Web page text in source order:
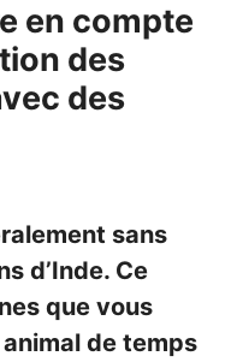
en compte
des
des
sans
d’Inde. Ce
que vous
de temps